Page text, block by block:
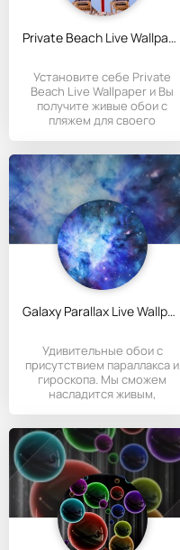
Private Beach Live Wallpaper
Установите себе Private
Beach Live Wallpaper и Вы
получите живые обои с
пляжем для своего
Galaxy Parallax Live Wallpaper
Удивительные обои с
присутствием параллакса и
гироскопа. Мы сможем
насладится живым,